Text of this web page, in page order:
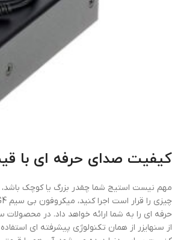
کیفیت صدای حرفه ای با
مهم نیست استیج شما چقدر بزرگ یا کوچک
از سنهایزر از همان تکنولوژی پیشرفته ای